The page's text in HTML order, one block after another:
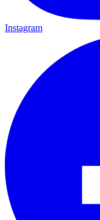
Instagram